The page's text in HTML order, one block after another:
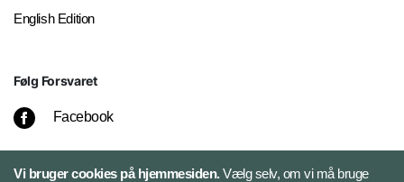
English Edition
Følg Forsvaret
Facebook
Vi bruger cookies på hjemmesiden.Vælg selv, om vi må bruge